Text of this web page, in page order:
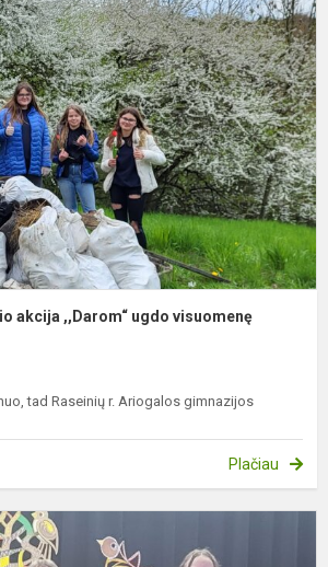
akcija ,,Darom“ ugdo visuomenę
tad Raseinių r. Ariogalos gimnazijos
Plačiau